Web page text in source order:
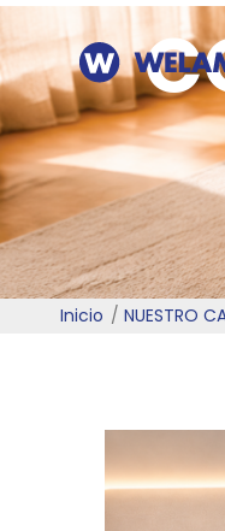
Inicio NUESTRO